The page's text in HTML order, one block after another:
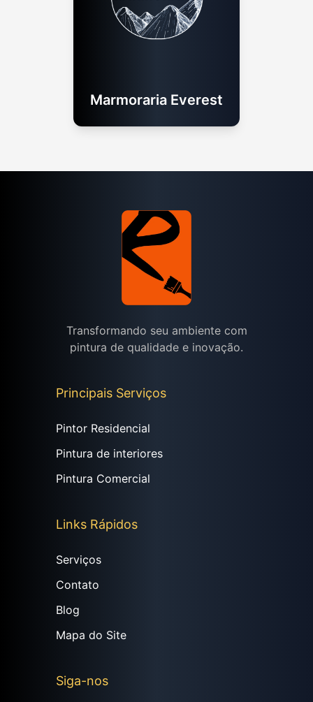
Marmoraria Everest
Transformando seu ambiente com
pintura de qualidade e inovação.
Principais Serviços
Pintor Residencial
Pintura de interiores
Pintura Comercial
Links Rápidos
Serviços
Contato
Blog
Mapa do Site
Siga-nos